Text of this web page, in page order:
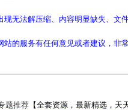
无法解压缩、内容明显缺失、文
的服务有任何意见或者建议，非
题推荐【全套资源，最新精选，天